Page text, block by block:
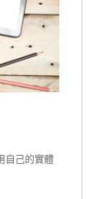
自己的實體